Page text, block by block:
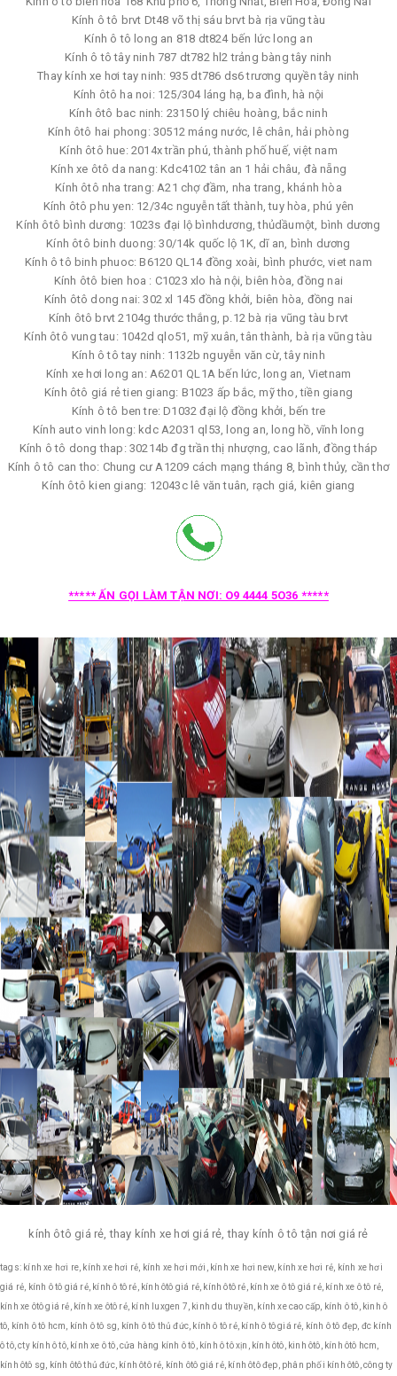
Kính ô tô brvt Dt48 võ thị sáu brvt bà rịa vũng tàu
Kính ô tô long an 818 dt824 bến lức long an
Kính ô tô tây ninh 787 dt782 hl2 trảng bàng tây ninh
Thay kính xe hơi tay ninh: 935 dt786 ds6 trương quyền tây ninh
Kính ôtô ha noi: 125/304 láng hạ, ba đình, hà nội
Kính ôtô bac ninh: 23150 lý chiêu hoàng, bắc ninh
Kính ôtô hai phong: 30512 máng nước, lê chân, hải phòng
Kính ôtô hue: 2014x trần phú, thành phố huế, việt nam
Kính xe ôtô da nang: Kdc4102 tân an 1 hải châu, đà nẵng
Kính ôtô nha trang: A21 chợ đầm, nha trang, khánh hòa
Kính ôtô phu yen: 12/34c nguyễn tất thành, tuy hòa, phú yên
Kính ôtô bình dương: 1023s đại lộ bìnhdương, thủdầumột, bình dương
Kính ôtô binh duong: 30/14k quốc lộ 1K, dĩ an, bình dương
Kính ô tô binh phuoc: B6120 QL14 đồng xoài, bình phước, viet nam
Kính ôtô bien hoa : C1023 xlo hà nội, biên hòa, đồng nai
Kính ôtô dong nai: 302 xl 145 đồng khởi, biên hòa, đồng nai
Kính ôtô brvt 2104g thước thắng, p.12 bà rịa vũng tàu brvt
Kính ôtô vung tau: 1042d qlo51, mỹ xuân, tân thành, bà rịa vũng tàu
Kính ô tô tay ninh: 1132b nguyễn văn cừ, tây ninh
Kính xe hơi long an: A6201 QL1A bến lức, long an, Vietnam
Kính ôtô giá rẻ tien giang: B1023 ấp bắc, mỹ tho, tiền giang
Kính ô tô ben tre: D1032 đại lộ đồng khởi, bến tre
Kính auto vinh long: kdc A2031 ql53, long an, long hồ, vĩnh long
Kính ô tô dong thap: 30214b đg trần thị nhượng, cao lãnh, đồng tháp
Kính ô tô can tho: Chung cư A1209 cách mạng tháng 8, bình thủy, cần thơ
Kính ôtô kien giang: 12043c lê văn tuân, rạch giá, kiên giang
***** ẤN GỌI LÀM TẬN NƠI: O9 4444 5O36 *****
kính ôtô giá rẻ, thay kính xe hơi giá rẻ, thay kính ô tô tận nơi giá rẻ
tags: kính xe hơi re, kính xe hơi rẻ, kính xe hơi mới, kính xe hơi new, kính xe hơi rẻ, kính xe hơi
giá rẻ, kính ô tô giá rẻ, kính ô tô rẻ, kính ôtô giá rẻ, kính ôtô rẻ, kính xe ô tô giá rẻ, kính xe ô tô rẻ,
kính xe ôtô giá rẻ, kính xe ôtô rẻ, kính luxgen 7, kinh du thuyền, kính xe cao cấp, kính ô tô, kinh ô
tô, kính ô tô hcm, kính ô tô sg, kính ô tô thủ đức, kính ô tô rẻ, kính ô tô giá rẻ, kính ô tô đẹp, đc kính
ô tô, cty kính ô tô, kính xe ô tô, cửa hàng kính ô tô, kính ô tô xịn, kính ôtô, kinh ôtô, kính ôtô hcm,
kính ôtô sg, kính ôtô thủ đức, kính ôtô rẻ, kính ôtô giá rẻ, kính ôtô đẹp, phân phối kính ôtô, công ty